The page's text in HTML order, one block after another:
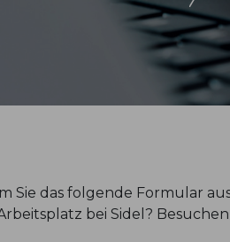
Sie das folgende Formular
bei Sidel?